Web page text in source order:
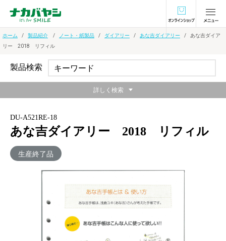
オンラインショ
ホーム 製品紹介 ノート・紙製品 ダイアリー あな吉ダイアリー
あな吉ダイア
リー 2018 リフィル
DU-A521RE-18
あな吉ダイアリー 2018 リフィル
生産終了品
製品検索
詳しく検索